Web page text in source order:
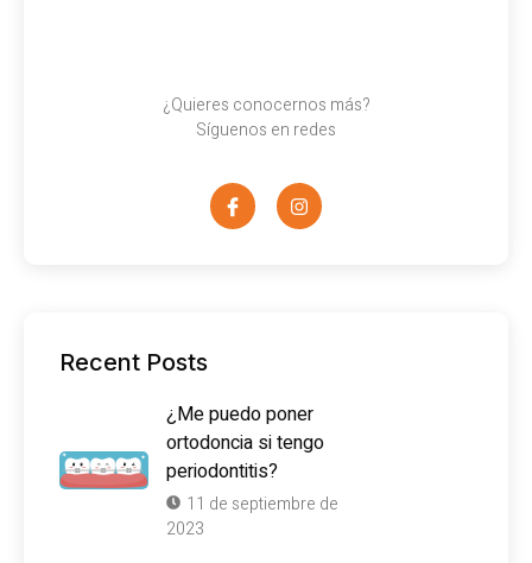
¿Quieres conocernos más?
Síguenos en redes
Recent Posts
¿Me puedo poner
ortodoncia si tengo
periodontitis?
11 de septiembre de
2023